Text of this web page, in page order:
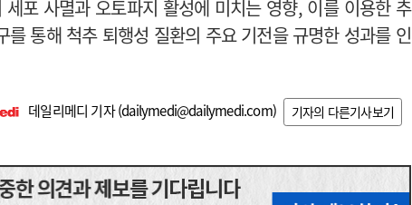
포 사멸과 오토파지 활성에 미치는 영향, 이를 이용한 추
를 통해 척추 퇴행성 질환의 주요 기전을 규명한 성과를 인
데일리메디 기자 (dailymedi@dailymedi.com) 기자의 다른기사보기